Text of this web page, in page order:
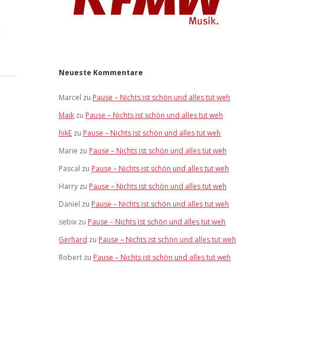
Neueste Kommentare
Marcel zu Pause – Nichts ist schön und alles tut weh
Maik zu Pause – Nichts ist schön und alles tut weh
hikE zu Pause – Nichts ist schön und alles tut weh
Marie zu Pause – Nichts ist schön und alles tut weh
Pascal zu Pause – Nichts ist schön und alles tut weh
Harry zu Pause – Nichts ist schön und alles tut weh
Daniel zu Pause – Nichts ist schön und alles tut weh
sebix zu Pause – Nichts ist schön und alles tut weh
Gerhard zu Pause – Nichts ist schön und alles tut weh
Robert zu Pause – Nichts ist schön und alles tut weh